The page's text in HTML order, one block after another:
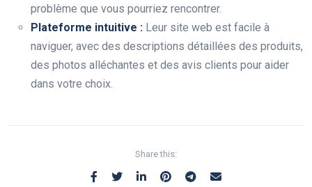
problème que vous pourriez rencontrer.
Plateforme intuitive : Leur site web est facile à
naviguer, avec des descriptions détaillées des produits,
des photos alléchantes et des avis clients pour aider
dans votre choix.
Share this: